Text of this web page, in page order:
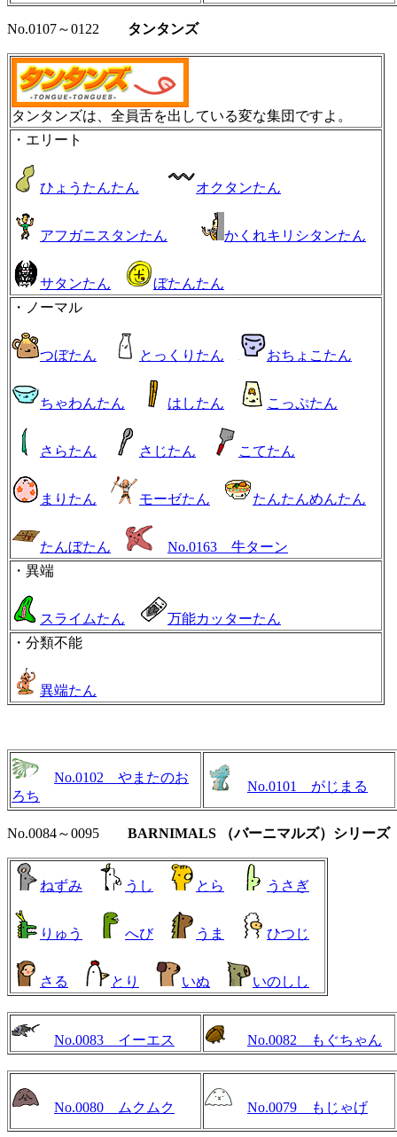
No.0107～0122 タンタンズ
タンタンズは、全員舌を出している変な集団ですよ。
・エリート
ひょうたんたん オクタンたん
アフガニスタンたん かくれキリシタンたん
サタンたん
ぼたんたん
・ノーマル
つぼたん とっくりたん おちょこたん
ちゃわんたん はしたん こっぷたん
さらたん さじたん こてたん
まりたん モーゼたん たんたんめんたん
たんぼたん
No.0163 牛ターン
・異端
スライムたん
万能カッターたん
・分類不能
異端たん
No.0102 やまたのお
ろち
No.0101 がじまる
No.0084～0095 BARNIMALS （バーニマルズ）シリーズ
ねずみ うし とら うさぎ
りゅう へび うま ひつじ
さる とり いぬ いのしし
No.0083 イーエス No.0082 もぐちゃん
No.0080 ムクムク No.0079 もじゃげ